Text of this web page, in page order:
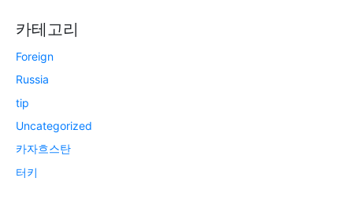
카테고리
Foreign
Russia
tip
Uncategorized
카자흐스탄
터키